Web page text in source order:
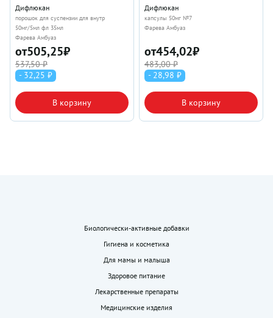
Дифлюкан
порошок для суспензии для внутр
50мг/5мл фл 35мл
Фарева Амбуаз
от505,25₽
537,50 ₽
- 32,25 ₽
В корзину
Дифлюкан
капсулы 50мг №7
Фарева Амбуаз
от454,02₽
483,00 ₽
- 28,98 ₽
В корзину
Биологически-активные добавки
Гигиена и косметика
Для мамы и малыша
Здоровое питание
Лекарственные препараты
Медицинские изделия